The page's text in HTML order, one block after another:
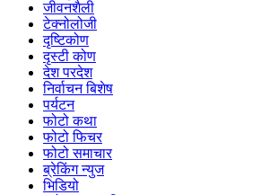
जीवनशैली
टेक्नोलोजी
दृष्टिकोण
दृस्टी कोण
देश परदेश
निर्वाचन बिशेष
पर्यटन
फोटो कथा
फोटो फिचर
फोटो समाचार
ब्रेकिंग न्युज
भिडियो